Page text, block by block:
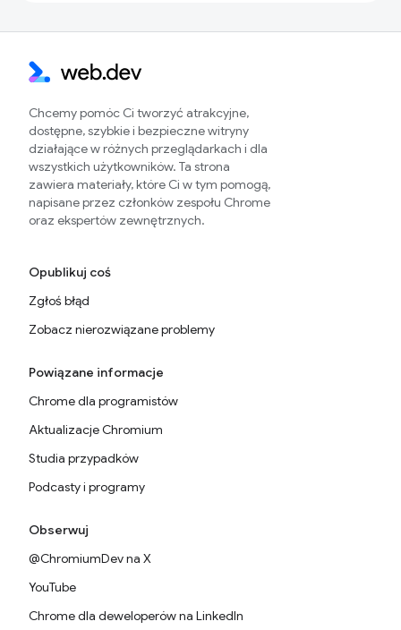
Chcemy pomóc Ci tworzyć atrakcyjne,
dostępne, szybkie i bezpieczne witryny
działające w różnych przeglądarkach i dla
wszystkich użytkowników. Ta strona
zawiera materiały, które Ci w tym pomogą,
napisane przez członków zespołu Chrome
oraz ekspertów zewnętrznych.
Opublikuj coś
Zgłoś błąd
Zobacz nierozwiązane problemy
Powiązane informacje
Chrome dla programistów
Aktualizacje Chromium
Studia przypadków
Podcasty i programy
Obserwuj
@ChromiumDev na X
YouTube
Chrome dla deweloperów na LinkedIn